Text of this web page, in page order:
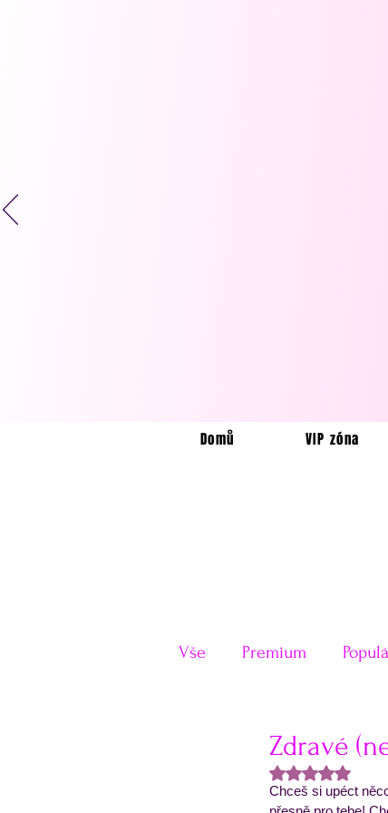
Domů VIP zóna
Vše Premium
Velikonoce
Zdravé
Hodnoceno
Chceš si upéct